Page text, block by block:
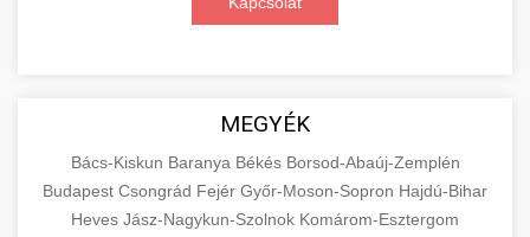
MEGYÉK
Bács-Kiskun Baranya Békés Borsod-Abaúj-Zemplén
Budapest Csongrád Fejér Győr-Moson-Sopron Hajdú-Bihar
Heves Jász-Nagykun-Szolnok Komárom-Esztergom